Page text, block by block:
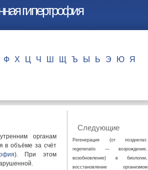
гипертрофия
Ф Х Ц Ч Ш Щ Ъ Ы Ь Э Ю Я
органам
в объёме за счёт
). При этом
Следующие
Регенерация (от позднелат.
regeneratio — возрождение,
возобновление) в биологии,
восстановление организмом